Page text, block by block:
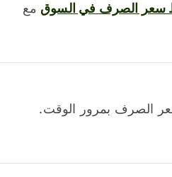
​​سعر الصرف في السوق مع
الصرف بمرور الوقت.